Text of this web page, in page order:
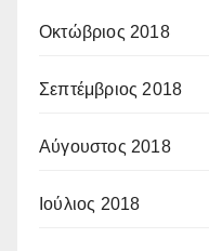
Οκτώβριος 2018
Σεπτέμβριος 2018
Αύγουστος 2018
Ιούλιος 2018